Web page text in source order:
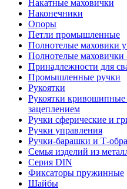
Накатные маховички
Наконечники
Опоры
Петли промышленные
Полнотелые маховики
Полнотелые маховички
Принадлежности для
Промышленные ручки
Рукоятки
Рукоятки
зацеплением
Ручки сферические и
Ручки управления
Ручки-барашки и Т-
Семья изделий из
Серия DIN
Фиксаторы пружинные
Шайбы